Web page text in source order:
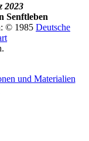
2023
Senftleben
© 1985 Deutsche
und Materialien